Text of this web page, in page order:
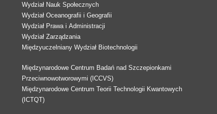
Wydział Nauk Społecznych
Wydział Oceanografii i Geografii
Wydział Prawa i Administracji
Wydział Zarządzania
Międzyuczelniany Wydział Biotechnologii
Międzynarodowe Centrum Badań nad Szczepionkami
Przeciwnowotworowymi (ICCVS)
Międzynarodowe Centrum Teorii Technologii Kwantowych
(ICTQT)